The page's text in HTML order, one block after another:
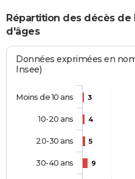
Répartition des décès de
d'âges
Données exprimées en
Insee)
3
4
5
9
Moins de 10 ans
10-20 ans
20-30 ans
30-40 ans